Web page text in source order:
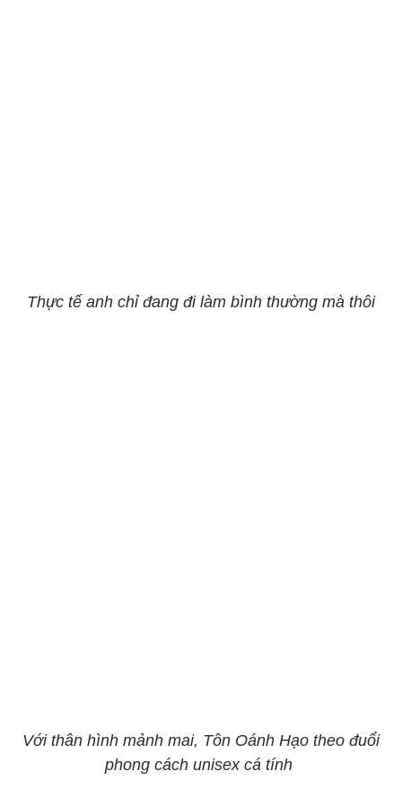
Thực tế anh chỉ đang đi làm bình thường mà thôi
Với thân hình mảnh mai, Tôn Oánh Hạo theo đuổi
phong cách unisex cá tính